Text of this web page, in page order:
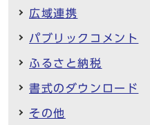
広域連携
パブリックコメント
ふるさと納税
書式のダウンロード
その他